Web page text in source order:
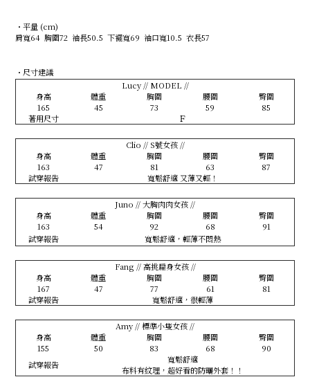
・平量 (cm)
肩寬64 胸圍72 袖長50.5 下襬寬69 袖口寬10.5 衣長57
・尺寸建議
Lucy // MODEL //
身高
體重 胸圍 腰圍
臀圍
165
45 73 59
85
著用尺寸
Ｆ
Clio // S號女孩 //
身高
體重 胸圍 腰圍
臀圍
163
47 81 63
87
試穿報告
寬鬆舒適 又薄又輕！
Juno // 大胸肉肉女孩 //
身高
體重 胸圍 腰圍
臀圍
163
54 92 68
91
試穿報告
寬鬆舒適，輕薄不悶熱
Fang // 高挑扁身女孩 //
身高
體重 胸圍 腰圍
臀圍
167
47 77 61
81
試穿報告
寬鬆舒適，很輕薄
Amy // 標準小隻女孩 //
身高
體重 胸圍 腰圍
臀圍
155
50 83 68
90
試穿報告
寬鬆舒適
布料有紋理，超好看的防曬外套！！